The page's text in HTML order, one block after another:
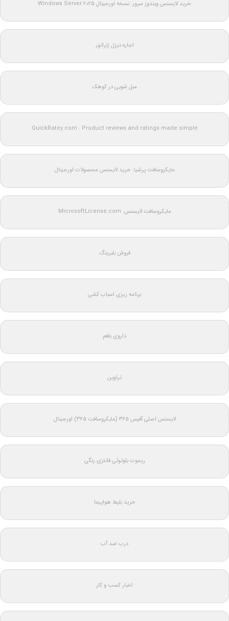
خرید لایسنس ویندوز سرور: نسخه اورجینال Windows Server 2025
اجاره دیزل ژنراتور
مبل شویی در کوهک
QuickRatey.com : Product reviews and ratings made simple
مایکروسافت پرشیا: خرید لایسنس محصولات اورجینال
مایکروسافت لایسنس: MicrosoftLicense.com
فروش بلبرینگ
برنامه ریزی اسباب کشی
داروی بلغم
تراوین
لایسنس اصلی آفیس ۳۶۵ (مایکروسافت ۳۶۵) اورجینال
ریموت بلوتوثی فانتزی رنگی
خرید بلیط هواپیما
درب ضد آب
اخبار کسب و کار